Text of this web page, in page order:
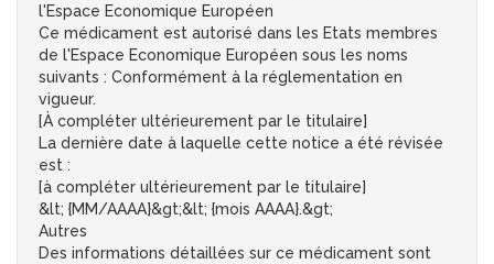
l'Espace Economique Européen
Ce médicament est autorisé dans les Etats membres
de l'Espace Economique Européen sous les noms
suivants : Conformément à la réglementation en
vigueur.
[À compléter ultérieurement par le titulaire]
La dernière date à laquelle cette notice a été révisée
est :
[à compléter ultérieurement par le titulaire]
&lt; {MM/AAAA}&gt;&lt; {mois AAAA}.&gt;
Autres
Des informations détaillées sur ce médicament sont